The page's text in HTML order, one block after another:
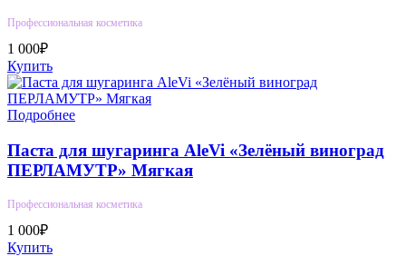
Профессиональная косметика
1 000₽
Купить
Подробнее
Паста для шугаринга AleVi «Зелёный виноград
ПЕРЛАМУТР» Мягкая
Профессиональная косметика
1 000₽
Купить